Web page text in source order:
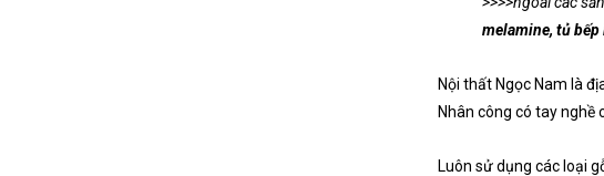
melamine, tủ
Nội thất Ngọc Nam là
Nhân công có tay nghề
Luôn sử dụng các loại